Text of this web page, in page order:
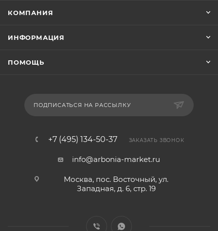
КОМПАНИЯ
ИНФОРМАЦИЯ
ПОМОЩЬ
ПОДПИСАТЬСЯ НА РАССЫЛКУ
+7 (495) 134-50-37 ЗАКАЗАТЬ ЗВОНОК
info@arbonia-market.ru
Москва, пос. Восточный, ул.
Западная, д. 6, стр. 19